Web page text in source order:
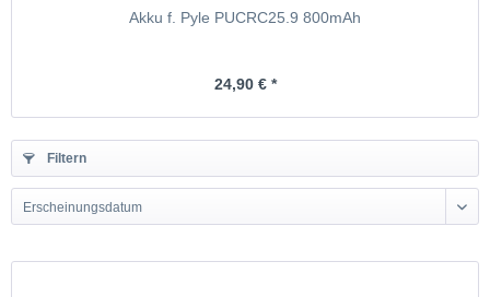
Akku f. Pyle PUCRC25.9 800mAh
24,90 € *
Filtern
Erscheinungsdatum